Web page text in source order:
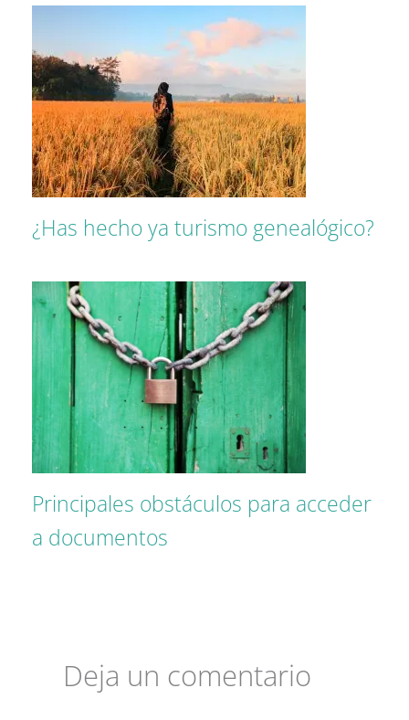
¿Has hecho ya turismo genealógico?
Principales obstáculos para acceder
a documentos
Deja un comentario